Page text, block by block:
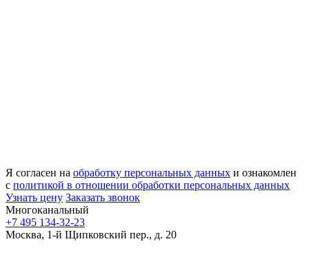
Я согласен на обработку персональных данных и ознакомлен
с политикой в отношении обработки персональных данных
Узнать цену Заказать звонок
Многоканальный
+7 495 134-32-23
Москва, 1-й Щипковский пер., д. 20